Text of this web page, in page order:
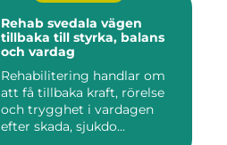
Rehab svedala vägen
tillbaka till styrka, balans
och vardag
Rehabilitering handlar om
att få tillbaka kraft, rörelse
och trygghet i vardagen
efter skada, sjukdo...